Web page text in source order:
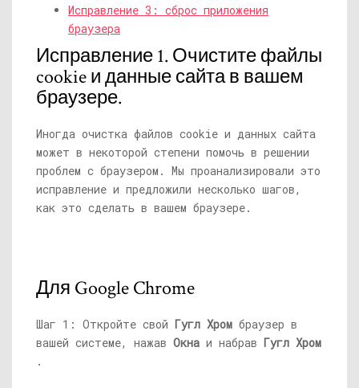
Исправление 3: сброс приложения
браузера
Исправление 1. Очистите файлы
cookie и данные сайта в вашем
браузере.
Иногда очистка файлов cookie и данных сайта
может в некоторой степени помочь в решении
проблем с браузером. Мы проанализировали это
исправление и предложили несколько шагов,
как это сделать в вашем браузере.
Для Google Chrome
Шаг 1: Откройте свой Гугл Хром браузер в
вашей системе, нажав Окна и набрав Гугл Хром
.